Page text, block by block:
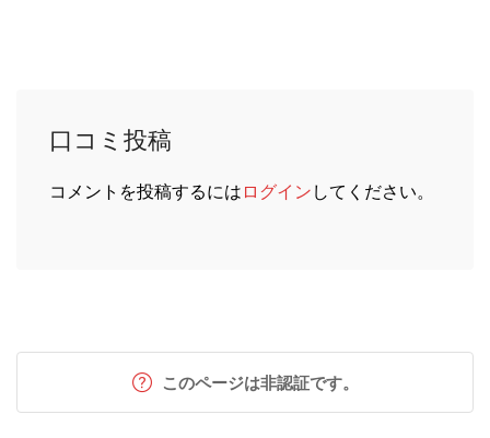
口コミ投稿
コメントを投稿するには ログイン してください。
このページは非認証です。